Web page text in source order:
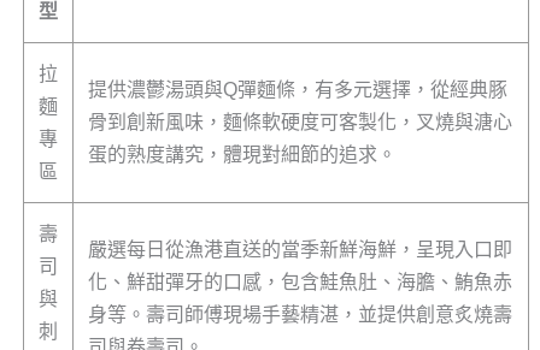
型
拉
麵
專
區
提供濃鬱湯頭與Q彈麵條，有多元選擇，從經典豚
骨到創新風味，麵條軟硬度可客製化，叉燒與溏心
蛋的熟度講究，體現對細節的追求。
壽
司
與
刺
嚴選每日從漁港直送的當季新鮮海鮮，呈現入口即
化、鮮甜彈牙的口感，包含鮭魚肚、海膽、鮪魚赤
身等。壽司師傅現場手藝精湛，並提供創意炙燒壽